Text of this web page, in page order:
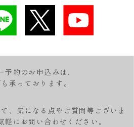
予約のお申込みは、
承っております。
、気になる点やご質問等ございま
軽にお問い合わせください。